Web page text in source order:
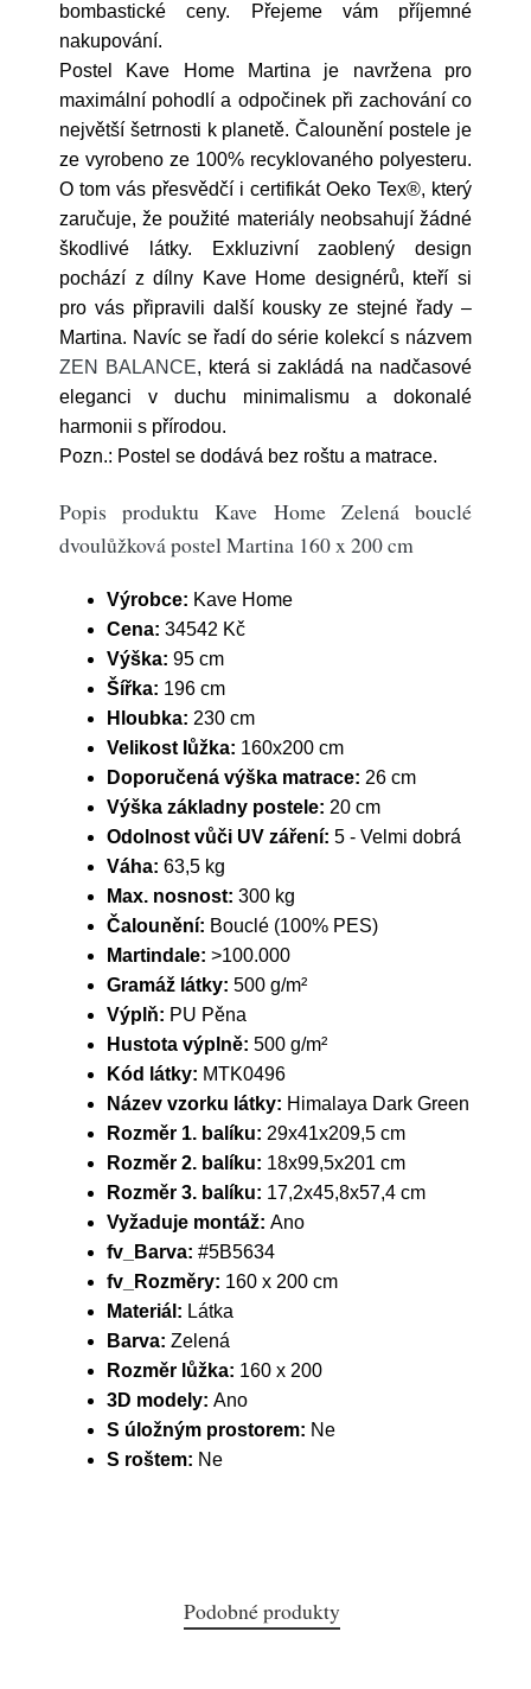
bombastické ceny. Přejeme vám příjemné
nakupování.
Postel Kave Home Martina je navržena pro
maximální pohodlí a odpočinek při zachování co
největší šetrnosti k planetě. Čalounění postele je
ze vyrobeno ze 100% recyklovaného polyesteru.
O tom vás přesvědčí i certifikát Oeko Tex®, který
zaručuje, že použité materiály neobsahují žádné
škodlivé látky. Exkluzivní zaoblený design
pochází z dílny Kave Home designérů, kteří si
pro vás připravili další kousky ze stejné řady –
Martina. Navíc se řadí do série kolekcí s názvem
ZEN BALANCE, která si zakládá na nadčasové
eleganci v duchu minimalismu a dokonalé
harmonii s přírodou.
Pozn.: Postel se dodává bez roštu a matrace.
Popis produktu Kave Home Zelená bouclé
dvoulůžková postel Martina 160 x 200 cm
Výrobce: Kave Home
Cena: 34542 Kč
Výška: 95 cm
Šířka: 196 cm
Hloubka: 230 cm
Velikost lůžka: 160x200 cm
Doporučená výška matrace: 26 cm
Výška základny postele: 20 cm
Odolnost vůči UV záření: 5 - Velmi dobrá
Váha: 63,5 kg
Max. nosnost: 300 kg
Čalounění: Bouclé (100% PES)
Martindale: >100.000
Gramáž látky: 500 g/m²
Výplň: PU Pěna
Hustota výplně: 500 g/m²
Kód látky: MTK0496
Název vzorku látky: Himalaya Dark Green
Rozměr 1. balíku: 29x41x209,5 cm
Rozměr 2. balíku: 18x99,5x201 cm
Rozměr 3. balíku: 17,2x45,8x57,4 cm
Vyžaduje montáž: Ano
fv_Barva: #5B5634
fv_Rozměry: 160 x 200 cm
Materiál: Látka
Barva: Zelená
Rozměr lůžka: 160 x 200
3D modely: Ano
S úložným prostorem: Ne
S roštem: Ne
Podobné produkty